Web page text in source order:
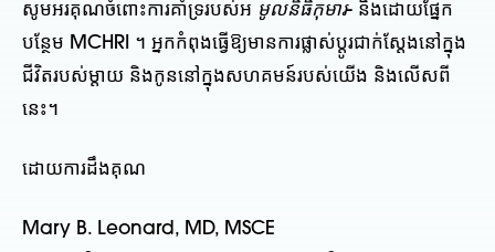
សូមអរគុណចំពោះការគាំទ្ររបស់អ មូលនិធិកុមារ- និងដោយផ្នែក
បន្ថែម MCHRI ។ អ្នកកំពុងធ្វើឱ្យមានការផ្លាស់ប្តូរជាក់ស្តែងនៅក្នុង
ជីវិតរបស់ម្តាយ និងកូននៅក្នុងសហគមន៍របស់យើង និងលើសពី
នេះ។
ដោយការដឹងគុណ
Mary B. Leonard, MD, MSCE